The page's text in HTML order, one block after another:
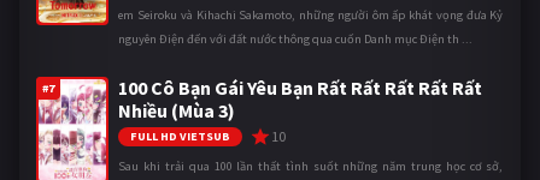
em Seiroku và Kihachi Sakamoto, những người ôm ấp khát vọng đưa Kỷ
nguyên Điện đến với đất nước thông qua cuốn Danh mục Điện th ...
#7
100 Cô Bạn Gái Yêu Bạn Rất Rất Rất Rất Rất
Nhiều (Mùa 3)
FULL HD VIETSUB 10
Sau khi trải qua 100 lần thất tình suốt những năm trung học cơ sở,